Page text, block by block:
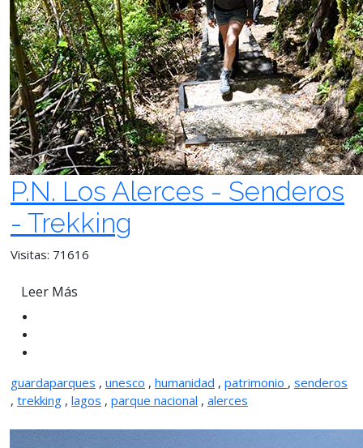
P.N. Los Alerces - Senderos
- Trekking
Visitas: 71616
Leer Más
guardaparques , unesco , humanidad , patrimonio , senderos
, trekking , lagos , parque nacional , alerces